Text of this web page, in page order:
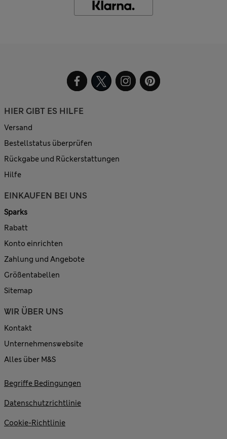
HIER GIBT ES HILFE
Versand
Bestellstatus überprüfen
Rückgabe und Rückerstattungen
Hilfe
EINKAUFEN BEI UNS
Sparks
Rabatt
Konto einrichten
Zahlung und Angebote
Größentabellen
Sitemap
WIR ÜBER UNS
Kontakt
Unternehmenswebsite
Alles über M&S
Begriffe Bedingungen
Datenschutzrichtlinie
Cookie-Richtlinie